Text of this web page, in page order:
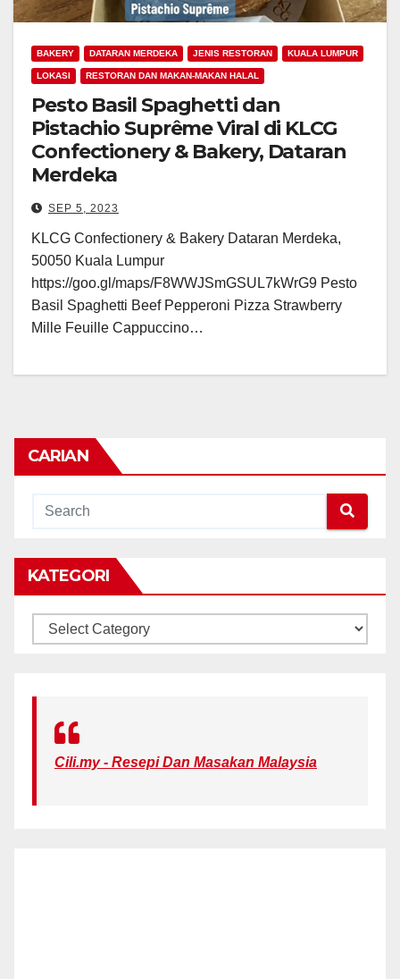
BAKERY DATARAN MERDEKA JENIS RESTORAN KUALA LUMPUR
LOKASI RESTORAN DAN MAKAN-MAKAN HALAL
Pesto Basil Spaghetti dan
Pistachio Suprême Viral di KLCG
Confectionery & Bakery, Dataran
Merdeka
SEP 5, 2023
KLCG Confectionery & Bakery Dataran Merdeka,
50050 Kuala Lumpur
https://goo.gl/maps/F8WWJSmGSUL7kWrG9 Pesto
Basil Spaghetti Beef Pepperoni Pizza Strawberry
Mille Feuille Cappuccino…
CARIAN
KATEGORI
KATEGORI
Cili.my - Resepi Dan Masakan Malaysia